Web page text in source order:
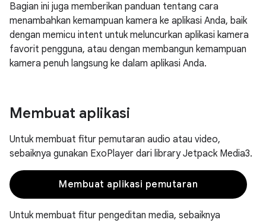
Bagian ini juga memberikan panduan tentang cara
menambahkan kemampuan kamera ke aplikasi Anda, baik
dengan memicu intent untuk meluncurkan aplikasi kamera
favorit pengguna, atau dengan membangun kemampuan
kamera penuh langsung ke dalam aplikasi Anda.
Membuat aplikasi
Untuk membuat fitur pemutaran audio atau video,
sebaiknya gunakan ExoPlayer dari library Jetpack Media3.
Membuat aplikasi pemutaran
Untuk membuat fitur pengeditan media, sebaiknya